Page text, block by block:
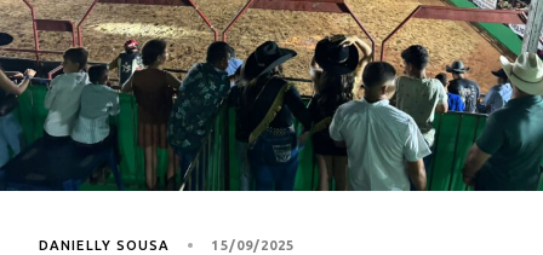
DANIELLY SOUSA 15/09/2025